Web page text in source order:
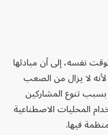
نفسه، إلى أن مبادئها
لا يزال من الصعب
تنوع المشاركين
المحليات الاصطناعية
فيها.